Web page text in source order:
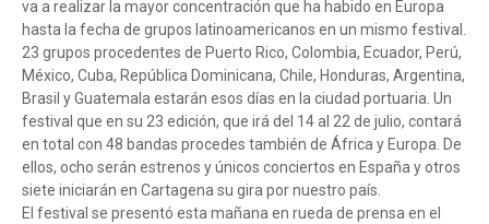
va a realizar la mayor concentración que ha habido en Europa
hasta la fecha de grupos latinoamericanos en un mismo festival.
23 grupos procedentes de Puerto Rico, Colombia, Ecuador, Perú,
México, Cuba, República Dominicana, Chile, Honduras, Argentina,
Brasil y Guatemala estarán esos días en la ciudad portuaria. Un
festival que en su 23 edición, que irá del 14 al 22 de julio, contará
en total con 48 bandas procedes también de África y Europa. De
ellos, ocho serán estrenos y únicos conciertos en España y otros
siete iniciarán en Cartagena su gira por nuestro país.
El festival se presentó esta mañana en rueda de prensa en el